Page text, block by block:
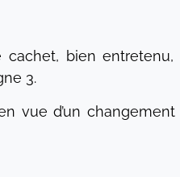
bien
3.
vue d’un